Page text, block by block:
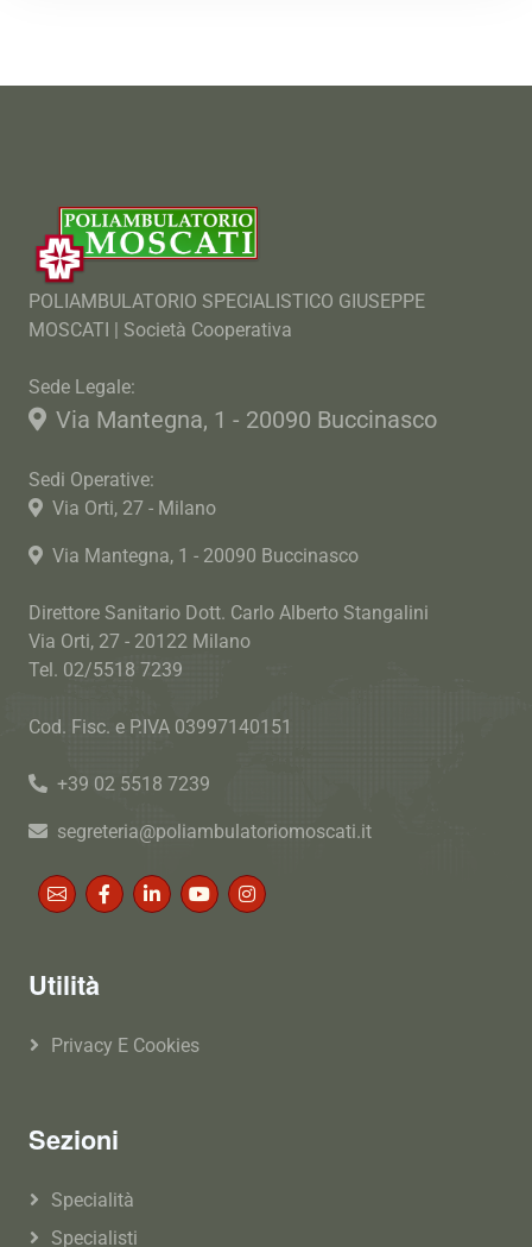
POLIAMBULATORIO SPECIALISTICO GIUSEPPE
MOSCATI | Società Cooperativa
Sede Legale:
Via Mantegna, 1 - 20090 Buccinasco
Sedi Operative:
Via Orti, 27 - Milano
Via Mantegna, 1 - 20090 Buccinasco
Direttore Sanitario Dott. Carlo Alberto Stangalini
Via Orti, 27 - 20122 Milano
Tel. 02/5518 7239
Cod. Fisc. e P.IVA 03997140151
+39 02 5518 7239
segreteria@poliambulatoriomoscati.it
Utilità
Privacy E Cookies
Sezioni
Specialità
Specialisti